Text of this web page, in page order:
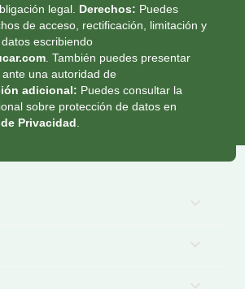
legal. Derechos: Puedes
de acceso, rectificación, limitación y
escribiendo
. También puedes presentar
una autoridad de
adicional: Puedes consultar la
sobre protección de datos en
Privacidad